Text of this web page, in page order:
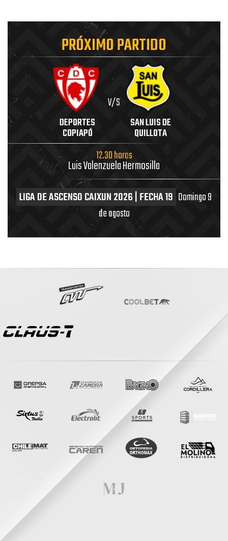
PRÓXIMO PARTIDO
DEPORTES
COPIAPÓ
V/S
SAN LUIS DE
QUILLOTA
12.30 horas
Luis Valenzuela Hermosilla
LIGA DE ASCENSO CAIXUN 2026 | FECHA 19 Domingo 9
de agosto